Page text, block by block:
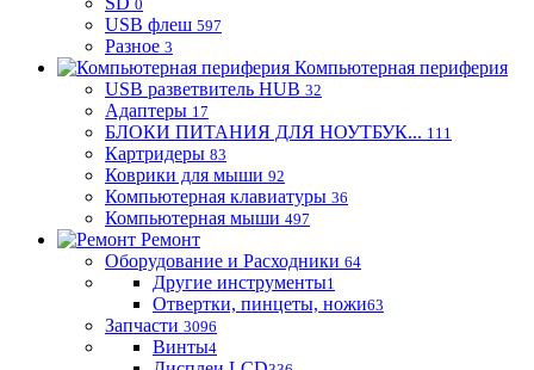
0
USB флеш 597
Разное 3
Компьютерная периферия
USB разветвитель HUB 32
Адаптеры 17
БЛОКИ ПИТАНИЯ ДЛЯ НОУТБУК... 111
Картридеры 83
Коврики для мыши 92
Компьютерная клавиатуры 36
Компьютерная мыши 497
Ремонт
Оборудование и Расходники 64
Другие инструменты1
Отвертки, пинцеты, ножи63
Запчасти 3096
Винты4